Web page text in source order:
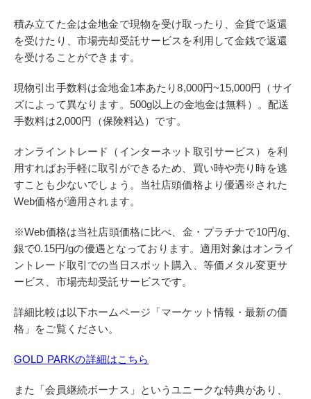
積み立てた金は金地金で現物を受け取ったり、金貨で返還
を受けたり、市場売却受託サービスを利用して金銭で返還
を受けることができます。
現物引出手数料は金地金1本あたり8,000円~15,000円（サイ
ズによって異なります。500g以上の金地金は無料）。配送
手数料は2,000円（保険料込）です。
オンライントレード（インターネット取引サービス）を利
用すればお手軽に取引ができるため、買い時や売り時を逃
すことも少ないでしょう。当社店頭価格より優遇※された
Web価格が適用されます。
※Web価格は当社店頭価格に比べ、金・プラチナで10円/g、
銀で0.15円/gの優遇となっております。適用対象はオンライ
ントレード取引での当日スポット購入、等価メタル変更サ
ービス、市場売却受託サービスです。
詳細比較は以下ホームページ「マーケット情報・最新の価
格」をご覧ください。
GOLD PARKの詳細はこちら
また「会員継続ボーナス」というユニークな特典があり、